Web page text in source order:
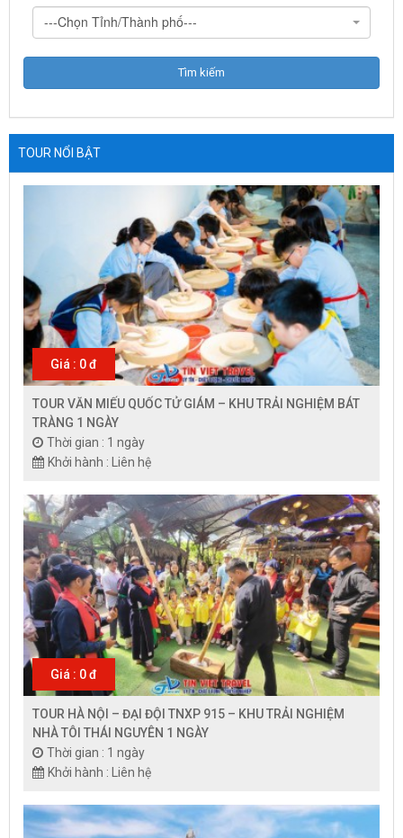
---Chọn Tỉnh/Thành phố---
TOUR NỔI BẬT
Giá : 0 đ
TOUR VĂN MIẾU QUỐC TỬ GIÁM – KHU TRẢI NGHIỆM BÁT
TRÀNG 1 NGÀY
Thời gian : 1 ngày
Khởi hành : Liên hệ
Giá : 0 đ
TOUR HÀ NỘI – ĐẠI ĐỘI TNXP 915 – KHU TRẢI NGHIỆM
NHÀ TÔI THÁI NGUYÊN 1 NGÀY
Thời gian : 1 ngày
Khởi hành : Liên hệ